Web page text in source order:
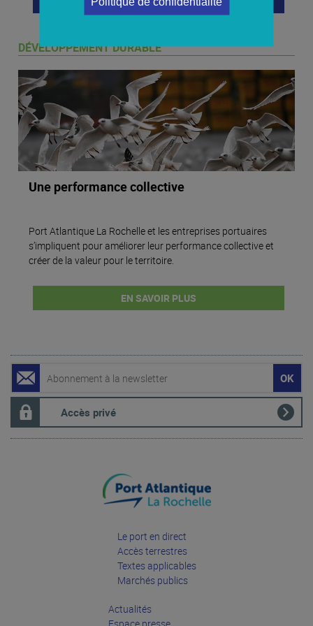
DÉVELOPPEMENT DURABLE
Une performance collective
Port Atlantique La Rochelle et les entreprises portuaires
s’impliquent pour améliorer leur performance collective et
créer de la valeur pour le territoire.
EN SAVOIR PLUS
Accès privé
Le port en direct
Accès terrestres
Textes applicables
Marchés publics
Actualités